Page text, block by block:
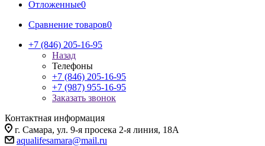
Отложенные0
Сравнение товаров0
+7 (846) 205-16-95
Назад
Телефоны
+7 (846) 205-16-95
+7 (987) 955-16-95
Заказать звонок
Контактная информация
г. Самара, ул. 9-я просека 2-я линия, 18А
aqualifesamara@mail.ru